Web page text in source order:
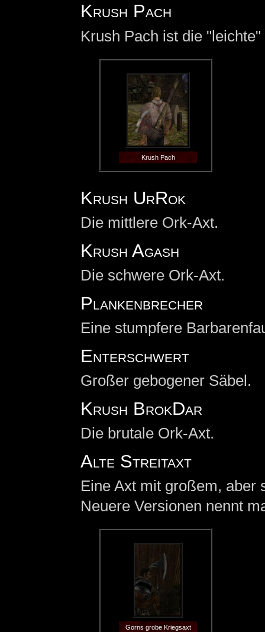
Krush Pach
Krush Pach ist die
Krush Pach
Krush UrRok
Die mittlere Ork-Axt.
Krush Agash
Die schwere Ork-Axt.
Plankenbrecher
Eine stumpfere
Enterschwert
Großer gebogener Säbel.
Krush BrokDar
Die brutale Ork-Axt.
Alte Streitaxt
Eine Axt mit großem, aber
Neuere Versionen nennt
Gorns grobe Kriegsaxt